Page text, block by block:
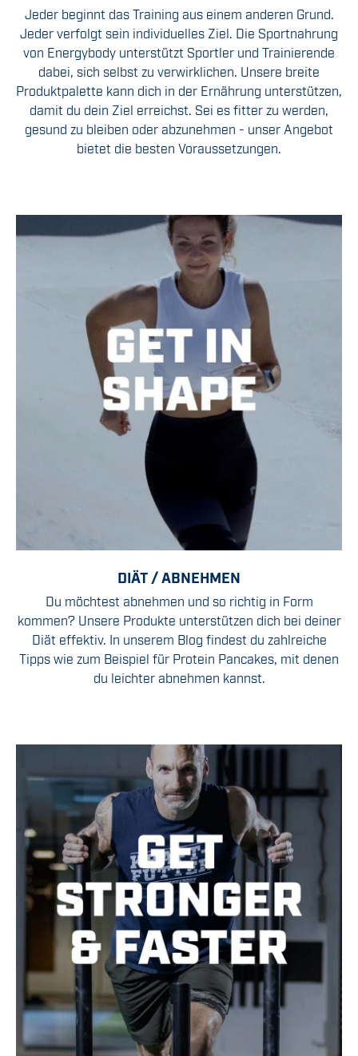
Jeder beginnt das Training aus einem anderen Grund.
Jeder verfolgt sein individuelles Ziel. Die Sportnahrung
von Energybody unterstützt Sportler und Trainierende
dabei, sich selbst zu verwirklichen. Unsere breite
Produktpalette kann dich in der Ernährung unterstützen,
damit du dein Ziel erreichst. Sei es fitter zu werden,
gesund zu bleiben oder abzunehmen - unser Angebot
bietet die besten Voraussetzungen.
DIÄT / ABNEHMEN
Du möchtest abnehmen und so richtig in Form
kommen? Unsere Produkte unterstützen dich bei deiner
Diät effektiv. In unserem Blog findest du zahlreiche
Tipps wie zum Beispiel für Protein Pancakes, mit denen
du leichter abnehmen kannst.